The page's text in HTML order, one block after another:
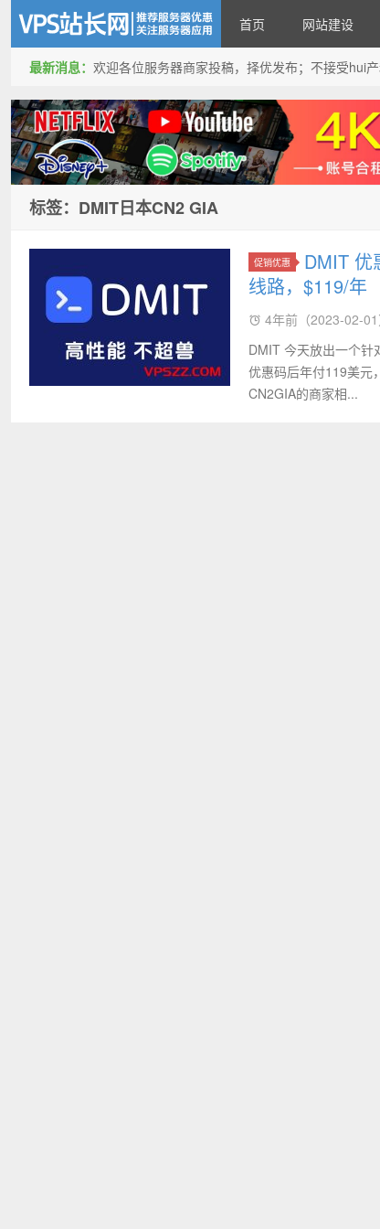
VPS站长网
首页 网站建设
最新消息： 欢迎各位服务器商家投稿，择优发布；不接受hui
标签：DMIT日本CN2 GIA
促销优惠
DMIT 优
线路，$119/年
4年前（2023-02-01
DMIT 今天放出一个针
优惠码后年付119美元
CN2GIA的商家相...